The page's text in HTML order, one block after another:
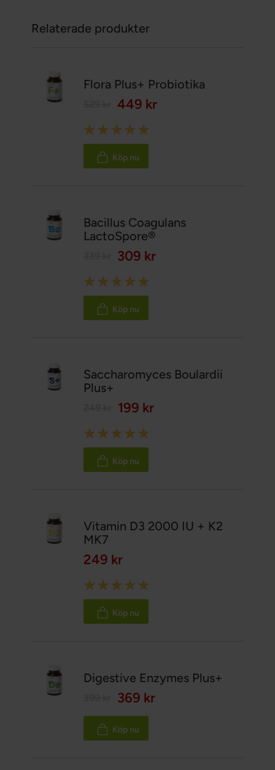
Relaterade produkter
Flora Plus+ Probiotika
449 kr
Rating:
98%
Köp nu
Bacillus Coagulans
LactoSpore®
309 kr
Rating:
100%
Köp nu
Saccharomyces Boulardii
Plus+
199 kr
Rating:
100%
Köp nu
Vitamin D3 2000 IU + K2
MK7
249 kr
Rating:
100%
Köp nu
Digestive Enzymes Plus+
369 kr
Köp nu